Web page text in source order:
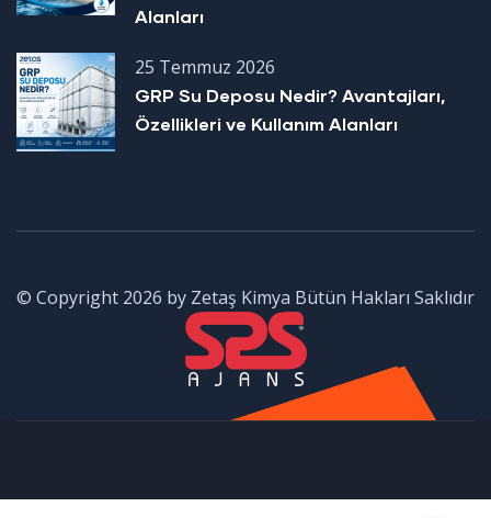
Alanları
25 Temmuz 2026
GRP Su Deposu Nedir? Avantajları,
Özellikleri ve Kullanım Alanları
© Copyright 2026 by Zetaş Kimya Bütün Hakları Saklıdır